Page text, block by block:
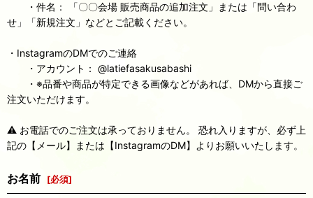
・件名： 「〇〇会場 販売商品の追加注文」または「問い合わ
せ」「新規注文」などとご記載ください。
・InstagramのDMでのご連絡
・アカウント： @latiefasakusabashi
・※品番や商品が特定できる画像などがあれば、DMから直接ご
注文いただけます。
⚠️ お電話でのご注文は承っておりません。 恐れ入りますが、必ず上
記の【メール】または【InstagramのDM】よりお願いいたします。
お名前 [必須]